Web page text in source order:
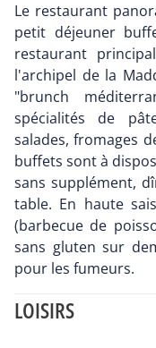
Le restaurant
petit déjeuner
restaurant
l'archipel de la
"brunch
spécialités de
salades, fromages
buffets sont à
sans supplément,
table. En haute
(barbecue de
sans gluten sur
pour les fumeurs.
LOISIRS